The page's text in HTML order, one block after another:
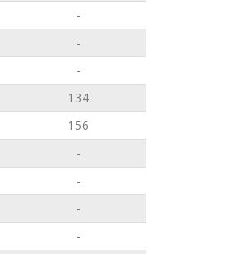
-
-
-
134
156
-
-
-
-